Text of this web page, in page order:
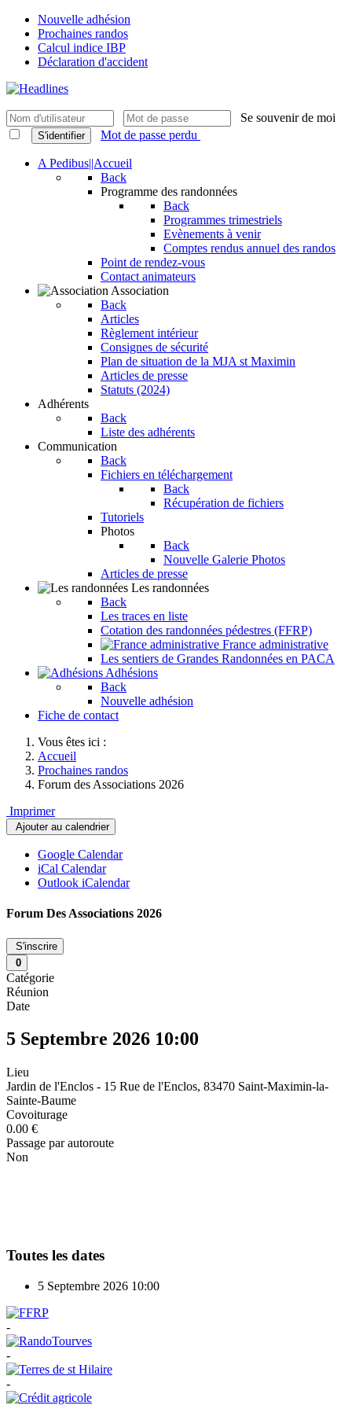
Nouvelle adhésion
Prochaines randos
Calcul indice IBP
Déclaration d'accident
Se souvenir de moi
S'identifier Mot de passe perdu
A Pedibus||Accueil
Back
Programme des randonnées
Back
Programmes trimestriels
Evènements à venir
Comptes rendus annuel des randos
Point de rendez-vous
Contact animateurs
Association
Back
Articles
Règlement intérieur
Consignes de sécurité
Plan de situation de la MJA st Maximin
Articles de presse
Statuts (2024)
Adhérents
Back
Liste des adhérents
Communication
Back
Fichiers en téléchargement
Back
Récupération de fichiers
Tutoriels
Photos
Back
Nouvelle Galerie Photos
Articles de presse
Les randonnées
Back
Les traces en liste
Cotation des randonnées pédestres (FFRP)
France administrative
Les sentiers de Grandes Randonnées en PACA
Adhésions
Back
Nouvelle adhésion
Fiche de contact
Vous êtes ici :
Accueil
Prochaines randos
Forum des Associations 2026
Imprimer
Ajouter au calendrier
Google Calendar
iCal Calendar
Outlook iCalendar
Forum Des Associations 2026
S'inscrire
0
Catégorie
Réunion
Date
5 Septembre 2026 10:00
Lieu
Jardin de l'Enclos - 15 Rue de l'Enclos, 83470 Saint-Maximin-la-
Sainte-Baume
Covoiturage
0.00 €
Passage par autoroute
Non
Toutes les dates
5 Septembre 2026 10:00
-
-
-